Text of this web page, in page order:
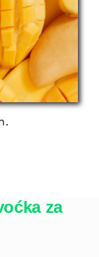
za